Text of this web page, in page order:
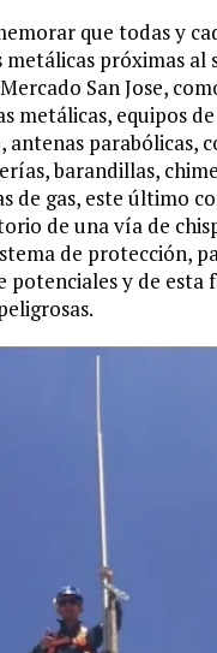
que todas y
próximas al
San Jose,
metálicas, equipos
antenas parabólicas,
barandillas,
de gas, este último
de una vía de
de protección,
potenciales y de esta